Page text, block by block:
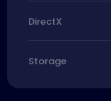
DirectX
Storage